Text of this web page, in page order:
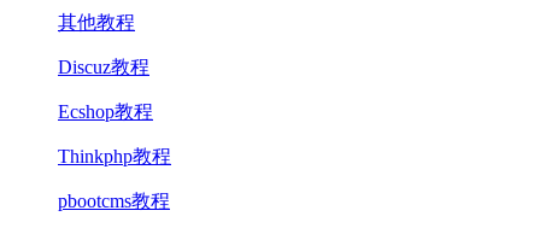
其他教程
Discuz教程
Ecshop教程
Thinkphp教程
pbootcms教程